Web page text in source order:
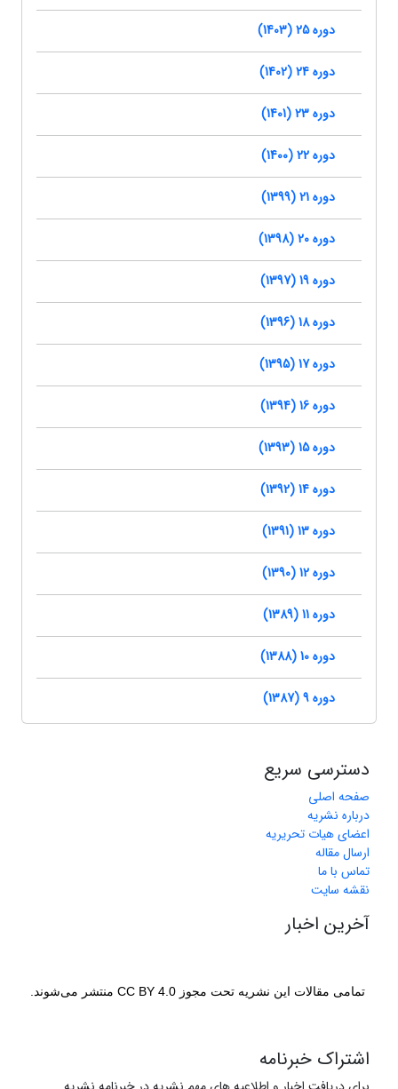
دوره 25 (1403)
دوره 24 (1402)
دوره 23 (1401)
دوره 22 (1400)
دوره 21 (1399)
دوره 20 (1398)
دوره 19 (1397)
دوره 18 (1396)
دوره 17 (1395)
دوره 16 (1394)
دوره 15 (1393)
دوره 14 (1392)
دوره 13 (1391)
دوره 12 (1390)
دوره 11 (1389)
دوره 10 (1388)
دوره 9 (1387)
دسترسی سریع
صفحه اصلی
درباره نشریه
اعضای هیات تحریریه
ارسال مقاله
تماس با ما
نقشه سایت
آخرین اخبار
تمامی مقالات این نشریه تحت مجوز CC BY 4.0 منتشر می‌شوند.
اشتراک خبرنامه